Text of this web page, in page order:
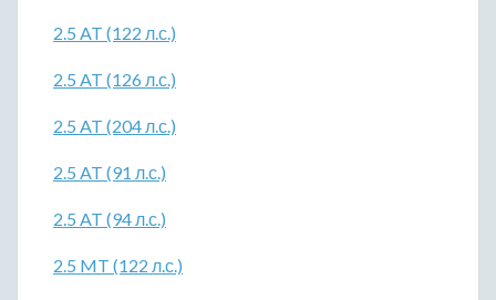
2.5 AT (122 л.с.)
2.5 AT (126 л.с.)
2.5 AT (204 л.с.)
2.5 AT (91 л.с.)
2.5 AT (94 л.с.)
2.5 MT (122 л.с.)